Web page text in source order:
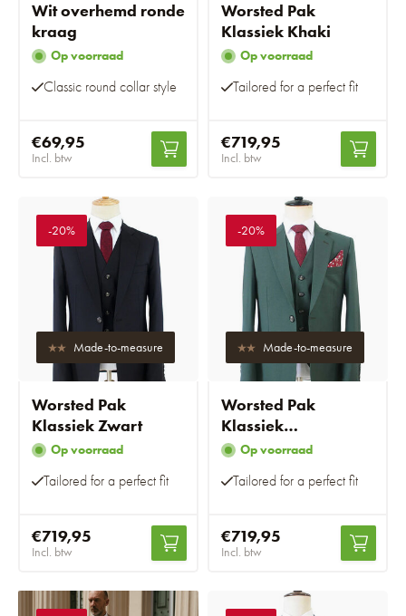
Wit overhemd ronde
kraag
Op voorraad
Classic round collar style
€69,95
Incl. btw
Worsted Pak
Klassiek Khaki
Op voorraad
Tailored for a perfect fit
€719,95
Incl. btw
-20%
Made-to-measure
Worsted Pak
Klassiek Zwart
Op voorraad
Tailored for a perfect fit
€719,95
Incl. btw
-20%
Made-to-measure
Worsted Pak
Klassiek
Donkergroen
Op voorraad
Tailored for a perfect fit
€719,95
Incl. btw